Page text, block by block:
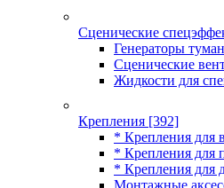
Сценические
Генераторы
Сценические
Жидкости для
Крепления [392]
* Крепления для
* Крепления для
* Крепления для
Монтажные